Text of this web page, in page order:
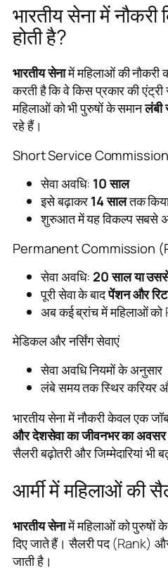
भारतीय सेना में
होती है?
भारतीय सेनामें महिलाओं की नौकरी
करती है कि वे किस प्रकार की
महिलाओं को भी पुरुषों के समानलंबी
रहे हैं।
Short Service
सेवा अवधि: 10 साल
इसे बढ़ाकर14 सालतक
शुरुआत में यह विकल्प सबसे
Permanent Commission
सेवा अवधि: 20 साल या
पूरी सेवा के बादपेंशन और
अब कई ब्रांच में महिलाओं को
मेडिकल और नर्सिंग सेवाएं
सेवा अवधि नियमों के अनुसार
लंबे समय तक स्थिर करियर
भारतीय सेना में नौकरी केवल एक
और देशसेवा का जीवनभर का अवसर
सैलरी बढ़ोतरी और जिम्मेदारियां भी
आर्मी में महिलाओं की
भारतीय सेनामें महिलाओं को पुरुषों
दिए जाते हैं। सैलरी पद (Rank)
जाती है।